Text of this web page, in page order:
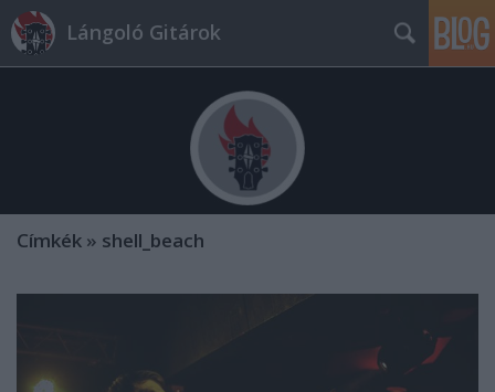
Lángoló Gitárok
Címkék » shell_beach